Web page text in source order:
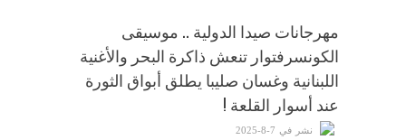
مهرجانات صيدا الدولية .. موسيقى
الكونسرفتوار تنعش ذاكرة البحر والأغنية
اللبنانية وغسان صليبا يطلق أبواق الثورة
عند أسوار القلعة !
نشر في 7-8-2025